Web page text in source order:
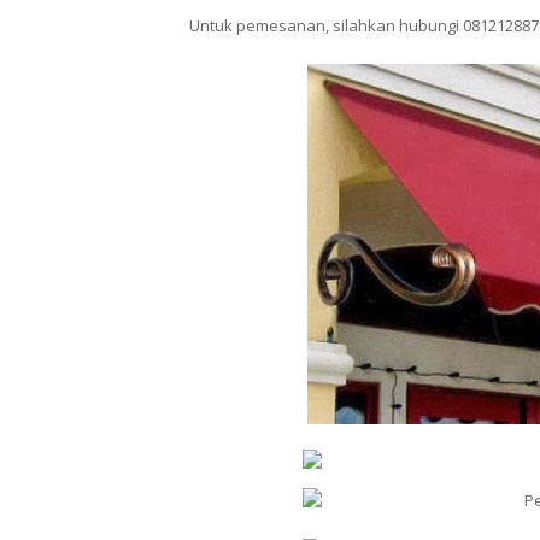
Untuk pemesanan, silahkan hubungi